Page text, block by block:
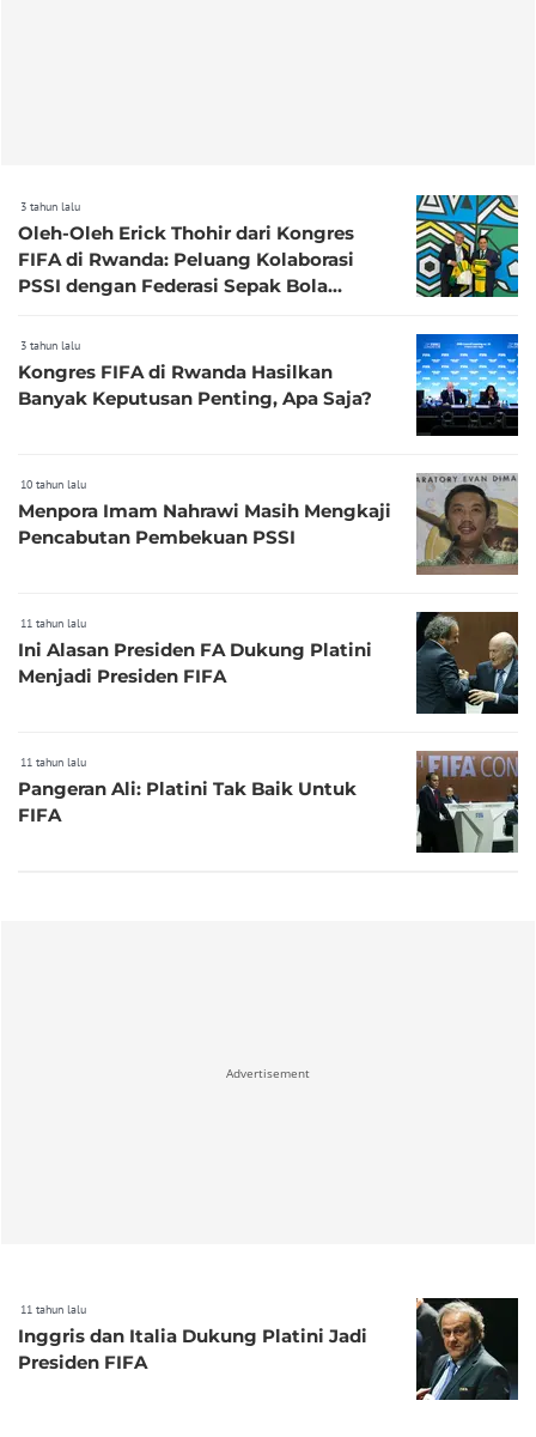
3 tahun lalu
Oleh-Oleh Erick Thohir dari Kongres
FIFA di Rwanda: Peluang Kolaborasi
PSSI dengan Federasi Sepak Bola
3 tahun lalu
Kongres FIFA di Rwanda Hasilkan
Banyak Keputusan Penting, Apa Saja?
10 tahun lalu
Menpora Imam Nahrawi Masih Mengkaji
Pencabutan Pembekuan PSSI
11 tahun lalu
Ini Alasan Presiden FA Dukung Platini
Menjadi Presiden FIFA
11 tahun lalu
Pangeran Ali: Platini Tak Baik Untuk
FIFA
Advertisement
11 tahun lalu
Inggris dan Italia Dukung Platini Jadi
Presiden FIFA